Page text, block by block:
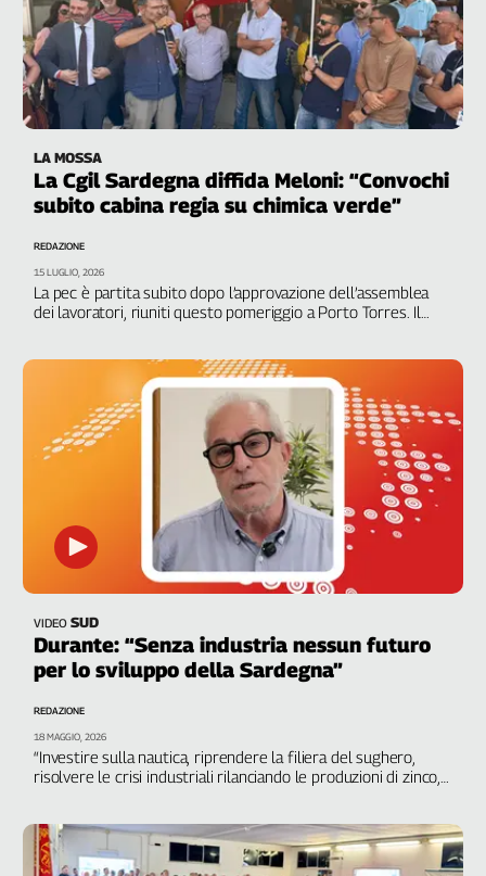
Collettiva
Play
Rubriche
Collettiva
Talk
La
settimana
Collettiva
Sassolino
Linea
Tech
Inserti
Le
tv
Work
Progress
L'Italia
nel
Lavoro
Territori
Abruzzo-
LA MOSSA
La Cgil Sardegna diffida Meloni: “Convochi
subito cabina regia su chimica verde”
La pec è partita subito dopo l’approvazione dell’assemblea
dei lavoratori, riuniti questo pomeriggio a Porto Torres. Il
REDAZIONE
15 LUGLIO, 2026
VIDEO SUD
Durante: “Senza industria nessun futuro
per lo sviluppo della Sardegna”
“Investire sulla nautica, riprendere la filiera del sughero,
risolvere le crisi industriali rilanciando le produzioni di zinco,
produzione globale”, ha detto il segretario generale della Cgil
sarda
REDAZIONE
18 MAGGIO, 2026